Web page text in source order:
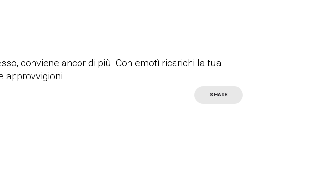
conviene ancor di più. Con emotì ricarichi la tua
approvvigioni
SHARE